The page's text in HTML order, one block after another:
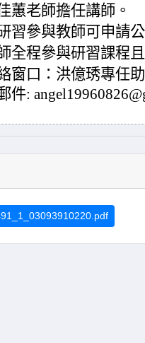
蕙老師擔任講師。
習參與教師可申請
全程參與研習課程
窗口：洪億琇專任
件: